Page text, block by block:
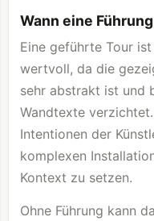
Wann eine
Eine geführte Tour
wertvoll, da die
sehr abstrakt ist und
Wandtexte
Intentionen der
komplexen
Kontext zu setzen.
Ohne Führung kann